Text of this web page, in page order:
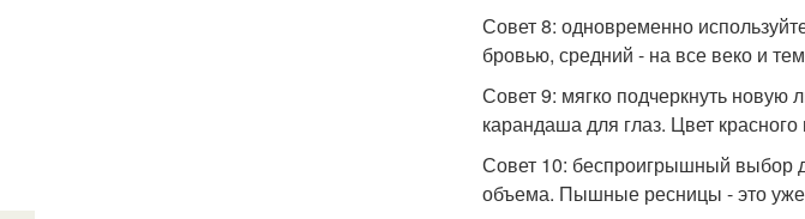
Совет 8: одновременно
бровью, средний - на все веко и
Совет 9: мягко подчеркнуть
карандаша для глаз. Цвет
Совет 10: беспроигрышный выбор
объема. Пышные ресницы - это уже